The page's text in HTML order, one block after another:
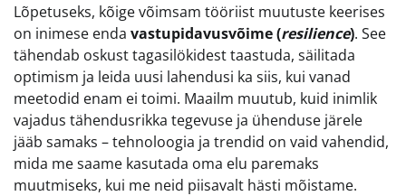
Lõpetuseks, kõige võimsam tööriist muutuste keerises
on inimese enda vastupidavusvõime (resilience). See
tähendab oskust tagasilökidest taastuda, säilitada
optimism ja leida uusi lahendusi ka siis, kui vanad
meetodid enam ei toimi. Maailm muutub, kuid inimlik
vajadus tähendusrikka tegevuse ja ühenduse järele
jääb samaks – tehnoloogia ja trendid on vaid vahendid,
mida me saame kasutada oma elu paremaks
muutmiseks, kui me neid piisavalt hästi mõistame.